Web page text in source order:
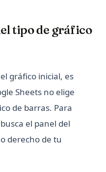
tipo de gráfico
gráfico inicial, es
Sheets no elige
de barras. Para
el panel del
derecho de tu